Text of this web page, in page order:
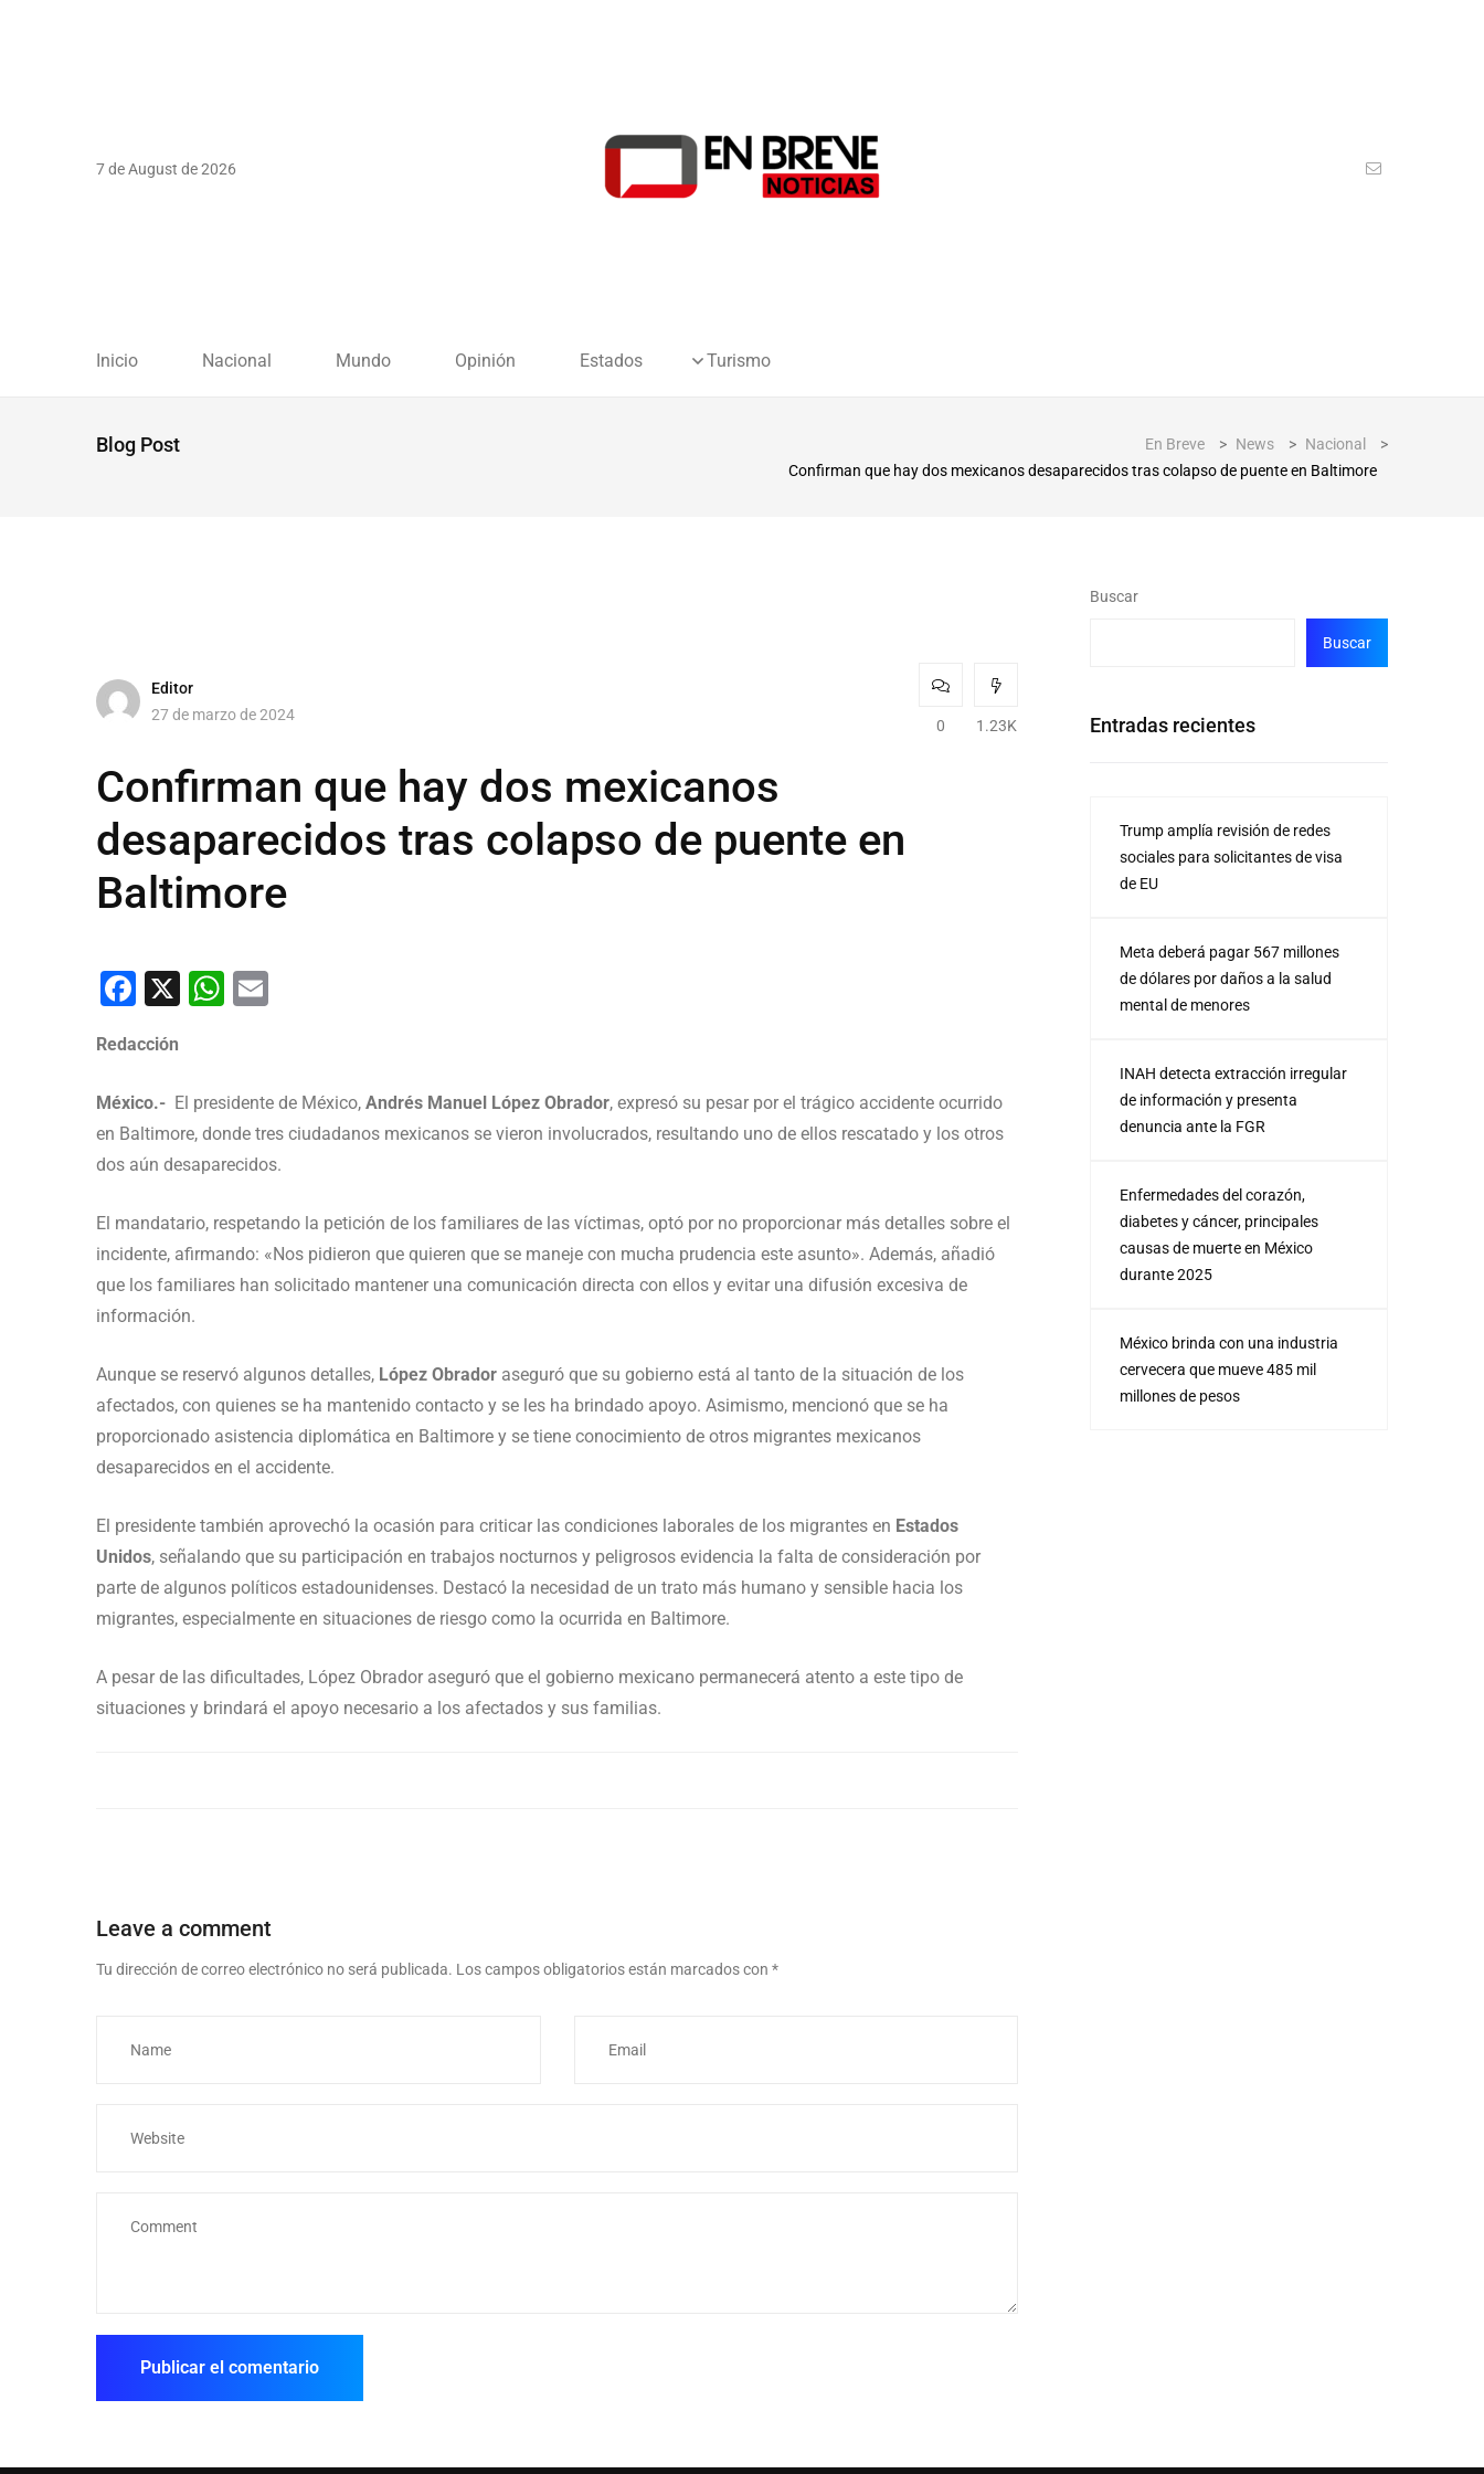
7 de August de 2026
Inicio Nacional Mundo Opinión Estados Turismo
Blog Post En Breve > News > Nacional
>
Confirman que hay dos mexicanos desaparecidos tras colapso de puente en Baltimore
Editor
27 de marzo de 2024
0 1.23K
Confirman que hay dos mexicanos
desaparecidos tras colapso de puente en
Baltimore
Facebook
X WhatsApp
Redacción
México.- El presidente de México, Andrés Manuel López Obrador, expresó su pesar por el trágico accidente ocurrido
en Baltimore, donde tres ciudadanos mexicanos se vieron involucrados, resultando uno de ellos rescatado y los otros
dos aún desaparecidos.
El mandatario, respetando la petición de los familiares de las víctimas, optó por no proporcionar más detalles sobre el
incidente, afirmando: «Nos pidieron que quieren que se maneje con mucha prudencia este asunto». Además, añadió
que los familiares han solicitado mantener una comunicación directa con ellos y evitar una difusión excesiva de
información.
Aunque se reservó algunos detalles, López Obrador aseguró que su gobierno está al tanto de la situación de los
afectados, con quienes se ha mantenido contacto y se les ha brindado apoyo. Asimismo, mencionó que se ha
proporcionado asistencia diplomática en Baltimore y se tiene conocimiento de otros migrantes mexicanos
desaparecidos en el accidente.
El presidente también aprovechó la ocasión para criticar las condiciones laborales de los migrantes en Estados
Unidos, señalando que su participación en trabajos nocturnos y peligrosos evidencia la falta de consideración por
parte de algunos políticos estadounidenses. Destacó la necesidad de un trato más humano y sensible hacia los
migrantes, especialmente en situaciones de riesgo como la ocurrida en Baltimore.
A pesar de las dificultades, López Obrador aseguró que el gobierno mexicano permanecerá atento a este tipo de
situaciones y brindará el apoyo necesario a los afectados y sus familias.
Leave a comment
Tu dirección de correo electrónico no será publicada. Los campos obligatorios están marcados con *
Buscar
Buscar
Entradas recientes
Trump amplía revisión de redes
sociales para solicitantes de visa
de EU
Meta deberá pagar 567 millones
de dólares por daños a la salud
mental de menores
INAH detecta extracción irregular
de información y presenta
denuncia ante la FGR
Enfermedades del corazón,
diabetes y cáncer, principales
causas de muerte en México
durante 2025
México brinda con una industria
cervecera que mueve 485 mil
millones de pesos